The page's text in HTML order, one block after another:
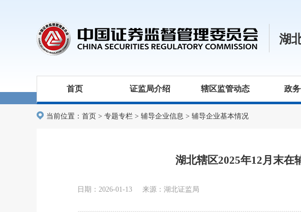
湖
首页 证监局介绍 辖区监管动态 政
当前位置： 首页 > 专题专栏 > 辅导企业信息 > 辅导企业基本情况
湖北辖区2025年12月末在
日期：2026-01-13 来源：湖北证监局